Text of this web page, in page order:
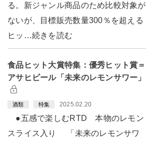
る。新ジャンル商品のため比較対象が
ないが、目標販売数量300％を超える
ヒッ…続きを読む
食品ヒット大賞特集：優秀ヒット賞＝
アサヒビール「未来のレモンサワー」
酒類 特集 2025.02.20
●五感で楽しむRTD 本物のレモン
スライス入り 「未来のレモンサワ